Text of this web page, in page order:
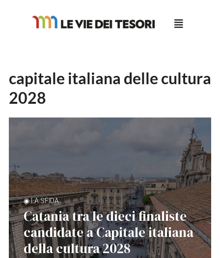
capitale italiana delle cultura
2028
◉ LA SFIDA
Catania tra le dieci finaliste
candidate a Capitale italiana
della cultura 2028